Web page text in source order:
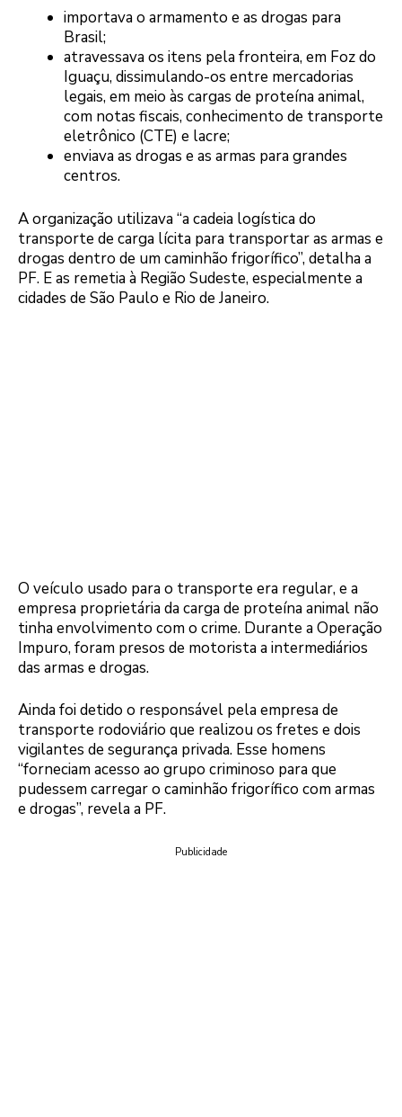
importava o armamento e as drogas para
Brasil;
atravessava os itens pela fronteira, em Foz do
Iguaçu, dissimulando-os entre mercadorias
legais, em meio às cargas de proteína animal,
com notas fiscais, conhecimento de transporte
eletrônico (CTE) e lacre;
enviava as drogas e as armas para grandes
centros.
A organização utilizava “a cadeia logística do
transporte de carga lícita para transportar as armas e
drogas dentro de um caminhão frigorífico”, detalha a
PF. E as remetia à Região Sudeste, especialmente a
cidades de São Paulo e Rio de Janeiro.
O veículo usado para o transporte era regular, e a
empresa proprietária da carga de proteína animal não
tinha envolvimento com o crime. Durante a Operação
Impuro, foram presos de motorista a intermediários
das armas e drogas.
Ainda foi detido o responsável pela empresa de
transporte rodoviário que realizou os fretes e dois
vigilantes de segurança privada. Esse homens
“forneciam acesso ao grupo criminoso para que
pudessem carregar o caminhão frigorífico com armas
e drogas”, revela a PF.
Publicidade